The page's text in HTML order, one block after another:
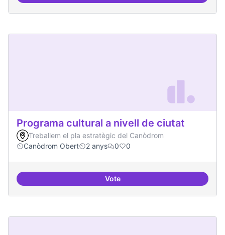
Programa cultural a nivell de ciutat
Treballem el pla estratègic del Canòdrom
Canòdrom Obert
2 anys 0 0
VotePrograma cultural a nivell de